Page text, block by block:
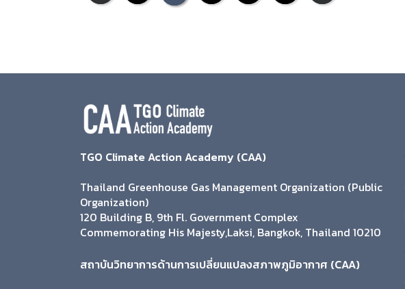
TGO Climate Action Academy (CAA)
Thailand Greenhouse Gas Management Organization (Public
Organization)
120 Building B, 9th Fl. Government Complex
Commemorating His Majesty,Laksi, Bangkok, Thailand 10210
สถาบันวิทยาการด้านการเปลี่ยนแปลงสภาพภูมิอากาศ (CAA)